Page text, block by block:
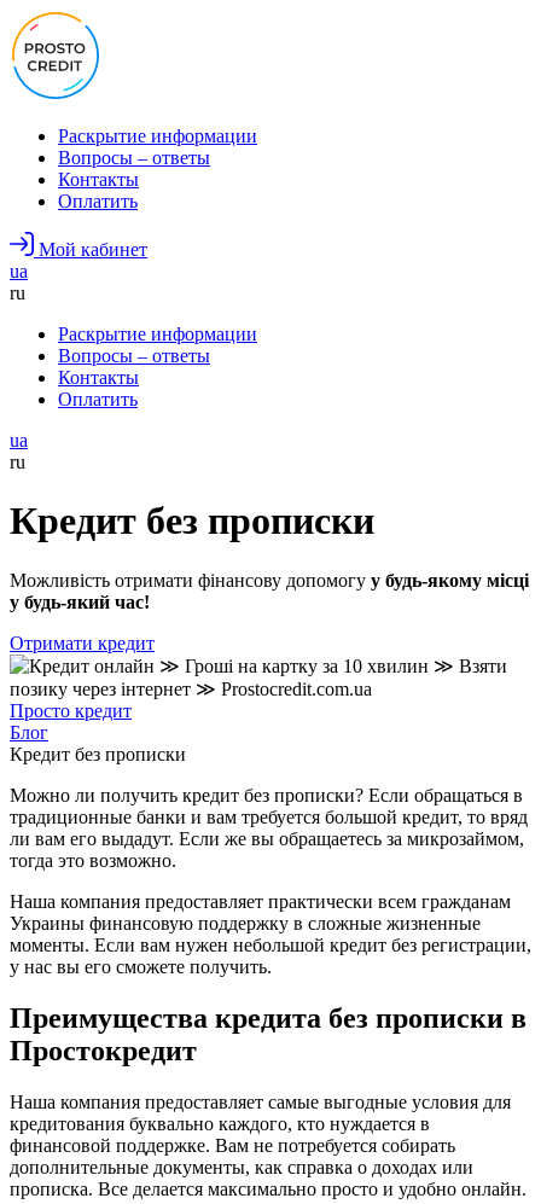
Раскрытие информации
Вопросы – ответы
Контакты
Оплатить
Мой кабинет
ua
ru
Раскрытие информации
Вопросы – ответы
Контакты
Оплатить
ua
ru
Кредит без прописки
Можливість отримати фінансову допомогу у будь-якому місці
у будь-який час!
Отримати кредит
Просто кредит
Блог
Кредит без прописки
Можно ли получить кредит без прописки? Если обращаться в
традиционные банки и вам требуется большой кредит, то вряд
ли вам его выдадут. Если же вы обращаетесь за микрозаймом,
тогда это возможно.
Наша компания предоставляет практически всем гражданам
Украины финансовую поддержку в сложные жизненные
моменты. Если вам нужен небольшой кредит без регистрации,
у нас вы его сможете получить.
Преимущества кредита без прописки в
Простокредит
Наша компания предоставляет самые выгодные условия для
кредитования буквально каждого, кто нуждается в
финансовой поддержке. Вам не потребуется собирать
дополнительные документы, как справка о доходах или
прописка. Все делается максимально просто и удобно онлайн.